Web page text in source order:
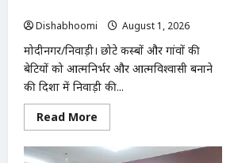
Dishabhoomi
August 1, 2026
मोदीनगर/निवाड़ी। छोटे कस्बों और गांवों की
बेटियों को आत्मनिर्भर और आत्मविश्वासी बनाने
की दिशा में निवाड़ी की...
Read More
more
Modinagar